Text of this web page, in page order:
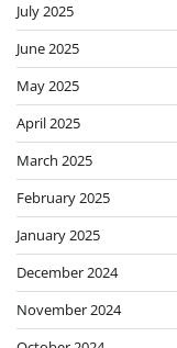
July 2025
June 2025
May 2025
April 2025
March 2025
February 2025
January 2025
December 2024
November 2024